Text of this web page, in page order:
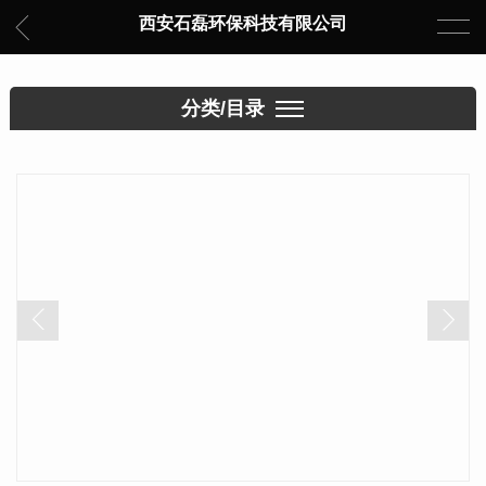
西安石磊环保科技有限公司
分类/目录